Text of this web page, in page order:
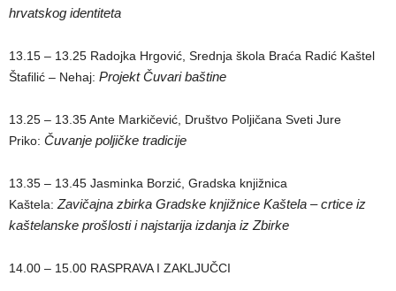
hrvatskog identiteta
13.15 – 13.25 Radojka Hrgović, Srednja škola Braća Radić Kaštel
Štafilić – Nehaj: Projekt Čuvari baštine
13.25 – 13.35 Ante Markičević, Društvo Poljičana Sveti Jure
Priko: Čuvanje poljičke tradicije
13.35 – 13.45 Jasminka Borzić, Gradska knjižnica
Kaštela: Zavičajna zbirka Gradske knjižnice Kaštela – crtice iz
kaštelanske prošlosti i najstarija izdanja iz Zbirke
14.00 – 15.00 RASPRAVA I ZAKLJUČCI